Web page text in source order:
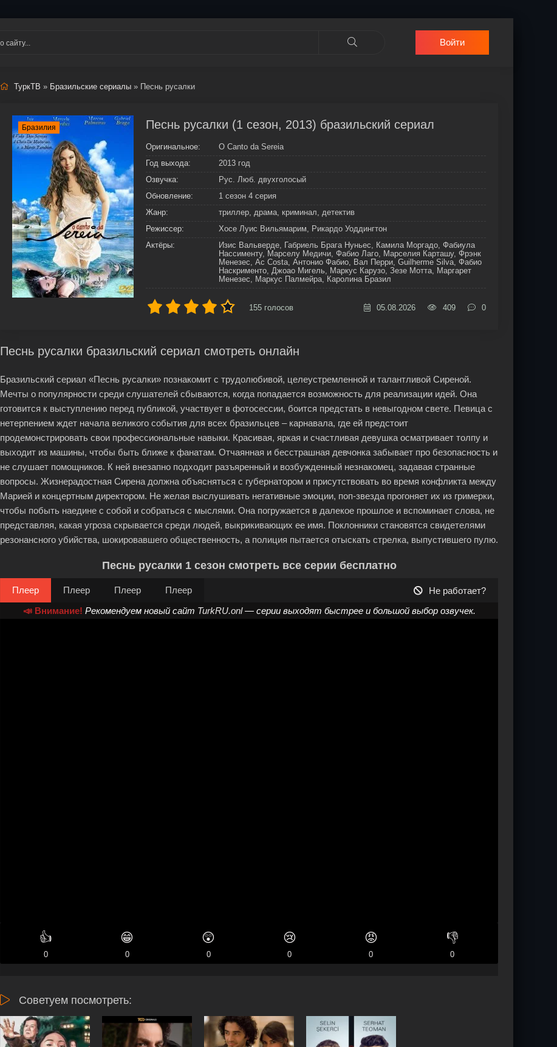
Войти
ТуркТВ » Бразильские сериалы » Песнь русалки
Бразилия Песнь русалки (1 сезон, 2013) бразильский сериал
Оригинальное:
O Canto da Sereia
Год выхода:
2013 год
Озвучка:
Рус. Люб. двухголосый
Обновление:
1 сезон 4 серия
Жанр:
триллер, драма, криминал, детектив
Режиссер:
Хосе Луис Вильямарим, Рикардо Уоддингтон
Актёры:
Изис Вальверде, Габриель Брага Нуньес, Камила Моргадо, Фабиула
Нассименту, Марселу Медичи, Фабио Лаго, Марселия Карташу, Фрэнк
Менезес, Ac Costa, Антонио Фабио, Вал Перри, Guilherme Silva, Фабио
Наскрименто, Джоао Мигель, Маркус Карузо, Зезе Мотта, Маргарет
Менезес, Маркус Палмейра, Каролина Бразил
155 голосов 05.08.2026 409 0
Песнь русалки бразильский сериал смотреть онлайн
Бразильский сериал «Песнь русалки» познакомит с трудолюбивой, целеустремленной и талантливой Сиреной.
Мечты о популярности среди слушателей сбываются, когда попадается возможность для реализации идей. Она
готовится к выступлению перед публикой, участвует в фотосессии, боится предстать в невыгодном свете. Певица с
нетерпением ждет начала великого события для всех бразильцев – карнавала, где ей предстоит
продемонстрировать свои профессиональные навыки. Красивая, яркая и счастливая девушка осматривает толпу и
выходит из машины, чтобы быть ближе к фанатам. Отчаянная и бесстрашная девчонка забывает про безопасность и
не слушает помощников. К ней внезапно подходит разъяренный и возбужденный незнакомец, задавая странные
вопросы. Жизнерадостная Сирена должна объясняться с губернатором и присутствовать во время конфликта между
Марией и концертным директором. Не желая выслушивать негативные эмоции, поп-звезда прогоняет их из гримерки,
чтобы побыть наедине с собой и собраться с мыслями. Она погружается в далекое прошлое и вспоминает слова, не
представляя, какая угроза скрывается среди людей, выкрикивающих ее имя. Поклонники становятся свидетелями
резонансного убийства, шокировавшего общественность, а полиция пытается отыскать стрелка, выпустившего пулю.
Песнь русалки 1 сезон смотреть все серии бесплатно
Плеер Плеер Плеер Плеер
Не работает?
📣 Внимание! Рекомендуем новый сайт TurkRU.onl— серии выходят быстрее и большой выбор озвучек.
👍
0
😁
0
😲
0
😢
0
😡
0
👎
0
Советуем посмотреть: